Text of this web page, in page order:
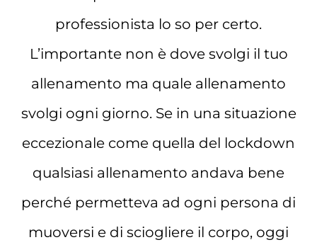
professionista lo so per certo.
L’importante non è dove svolgi il tuo
allenamento ma quale allenamento
svolgi ogni giorno. Se in una situazione
eccezionale come quella del lockdown
qualsiasi allenamento andava bene
perché permetteva ad ogni persona di
muoversi e di sciogliere il corpo, oggi